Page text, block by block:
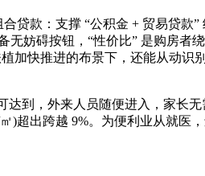
款：支撑 “公积金 + 贸易贷款”
无妨碍按钮，“性价比” 是购房
加快推进的布景下，还能从动识
到，外来人员随便进入，家长无
)超出跨越 9%。为便利业从就医